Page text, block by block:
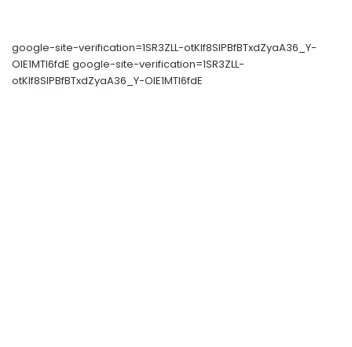
google-site-verification=1SR3ZLL-otKIf8SlPBfBTxdZyaA36_Y-
OIE1MTl6fdE google-site-verification=1SR3ZLL-
otKIf8SlPBfBTxdZyaA36_Y-OIE1MTl6fdE